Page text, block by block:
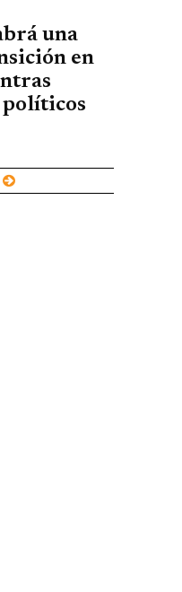
una
en
políticos